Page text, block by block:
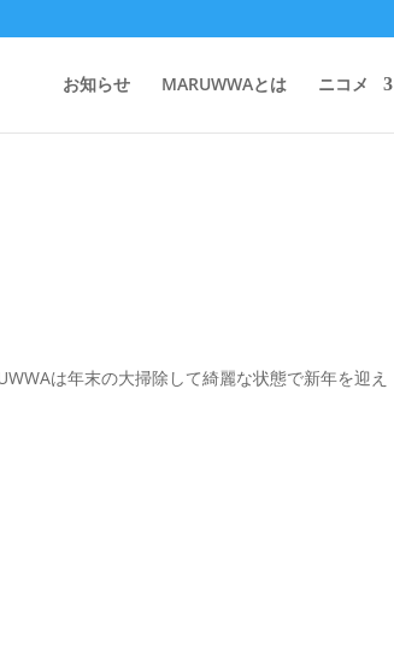
お知らせ MARUWWAとは ニコメ
は年末の大掃除して綺麗な状態で新年を迎え